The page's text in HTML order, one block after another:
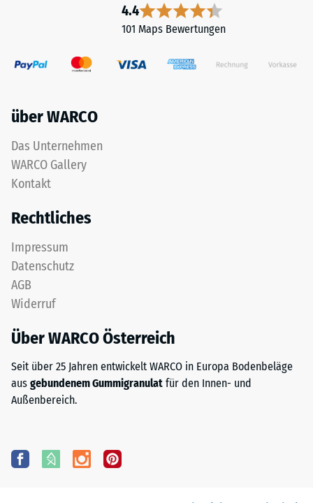
4.4
101 Maps Bewertungen
über WARCO
Das Unternehmen
WARCO Gallery
Kontakt
Rechtliches
Impressum
Datenschutz
AGB
Widerruf
Über WARCO Österreich
Seit über 25 Jahren entwickelt WARCO in Europa Bodenbeläge
aus gebundenem Gummigranulat für den Innen- und
Außenbereich.